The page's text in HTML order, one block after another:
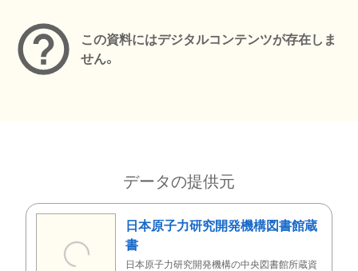
この資料にはデジタルコンテンツが存在しま
せん。
データの提供元
日本原子力研究開発機構図書館蔵
書
日本原子力研究開発機構の中央図書館所蔵資